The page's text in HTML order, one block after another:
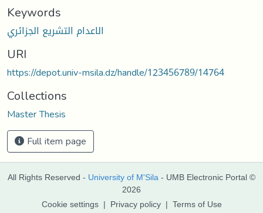
Keywords
الاعدام التشريع الجزائري
URI
https://depot.univ-msila.dz/handle/123456789/14764
Collections
Master Thesis
Full item page
All Rights Reserved - University of M'Sila - UMB Electronic Portal ©
2026
Cookie settings | Privacy policy | Terms of Use